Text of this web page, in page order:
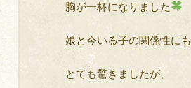
胸が一杯になりました
娘と今いる子の関係性にも
とても驚きましたが、